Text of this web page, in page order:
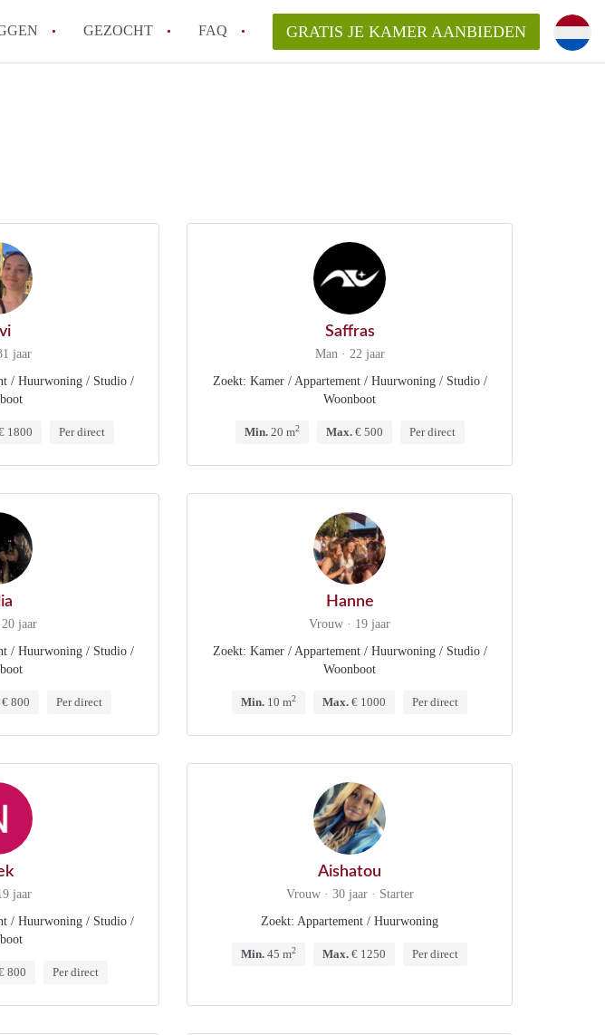
GEZOCHT FAQ
Wat is een studentenkamer in Amsterdam?
GRATIS JE KAMER AANBIEDEN
jaar
/ Huurwoning / Studio /
1800 Per direct
Saffras
Man · 22 jaar
Zoekt: Kamer / Appartement / Huurwoning / Studio /
Woonboot
Min.20 m2 Max.€ 500 Per direct
jaar
/ Huurwoning / Studio /
800 Per direct
Hanne
Vrouw · 19 jaar
Zoekt: Kamer / Appartement / Huurwoning / Studio /
Woonboot
Min. 10 m2 Max. € 1000 Per direct
jaar
/ Huurwoning / Studio /
800 Per direct
Aishatou
Vrouw · 30 jaar · Starter
Zoekt: Appartement / Huurwoning
Min. 45 m2 Max. € 1250 Per direct